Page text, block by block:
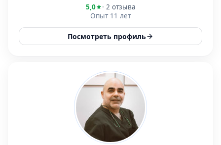
5,0
· 2 отзыва
Опыт 11 лет
Посмотреть профиль